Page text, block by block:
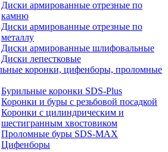
Диски армированные отрезные по
камню
Диски армированные отрезные по
металлу
Диски армированные шлифовальные
Диски лепестковые
коронки, цифенборы, проломные
Бурильные коронки SDS-Plus
Коронки и буры с резьбовой посадкой
Коронки с цилиндрическим и
шестигранным хвостовиком
Проломные буры SDS-MAX
Цифенборы